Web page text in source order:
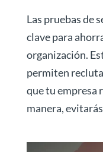
Las pruebas de
clave para
organización.
permiten
que tu empresa
manera,